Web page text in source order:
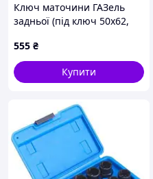
Ключ маточини ГАЗель
задньої (під ключ 50х62,
мм). (ИП-3901555)
555 ₴
Купити